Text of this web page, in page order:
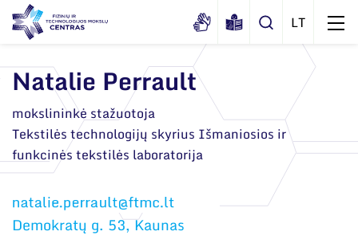
Apie mus
Dokumentai
Sertifikatai ir akreditavimo pažymėjimai
Viešieji pirkimai
Korupcijos prevencija
Struktūra
Administraciniai skyriai
Moksliniai skyriai
Renginiai
Natalie Perrault
mokslininkė stažuotoja
Tekstilės technologijų skyrius Išmaniosios ir
funkcinės tekstilės laboratorija
Demokratų g. 53, Kaunas